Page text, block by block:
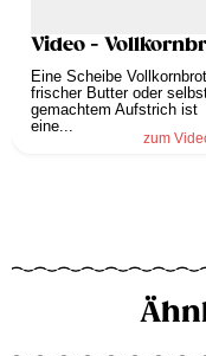
Video -
Eine Scheibe
frischer Butter oder
gemachtem Aufstrich ist
eine...
zum